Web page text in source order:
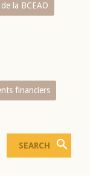
la BCEAO
financiers